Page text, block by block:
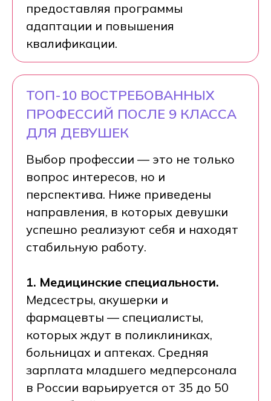
предоставляя программы
адаптации и повышения
квалификации.
ТОП-10 ВОСТРЕБОВАННЫХ
ПРОФЕССИЙ ПОСЛЕ 9 КЛАССА
ДЛЯ ДЕВУШЕК
Выбор профессии — это не только
вопрос интересов, но и
перспектива. Ниже приведены
направления, в которых девушки
успешно реализуют себя и находят
стабильную работу.
1. Медицинские специальности.
Медсестры, акушерки и
фармацевты — специалисты,
которых ждут в поликлиниках,
больницах и аптеках. Средняя
зарплата младшего медперсонала
в России варьируется от 35 до 50